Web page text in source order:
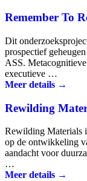
Remember To
Dit
prospectief
ASS.
executieve …
Meer details →
Rewilding
Rewilding Materials
op de ontwikkeling
aandacht voor
…
Meer details →